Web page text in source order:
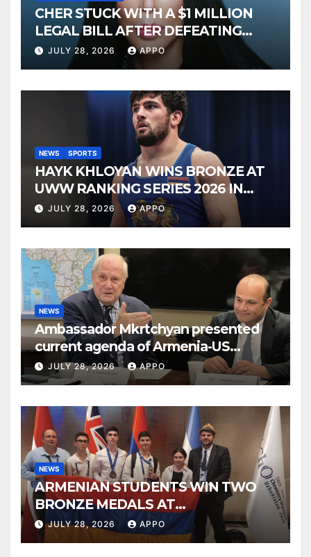
CHER STUCK WITH A $1 MILLION
LEGAL BILL AFTER DEFEATING
SONNY BONO’S WIDOW
JULY 28, 2026 APPO
NEWS SPORTS
HAYK KHLOYAN WINS BRONZE AT
UWW RANKING SERIES 2026 IN
BUDAPEST
JULY 28, 2026 APPO
NEWS
Ambassador Mkrtchyan presented
current agenda of Armenia-US
relations at American Foreign Policy
Council
JULY 28, 2026 APPO
NEWS
ARMENIAN STUDENTS WIN TWO
BRONZE MEDALS AT
INTERNATIONAL CHEMISTRY
OLYMPIAD
JULY 28, 2026 APPO